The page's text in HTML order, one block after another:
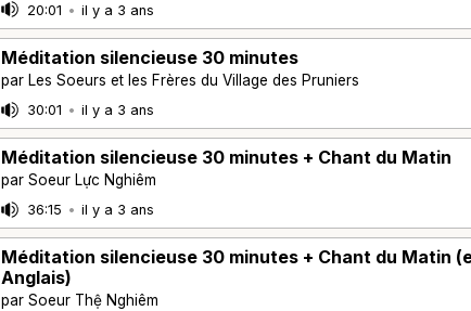
20:01 • il y a 3 ans
Méditation silencieuse 30 minutes
par Les Soeurs et les Frères du Village des Pruniers
30:01 • il y a 3 ans
Méditation silencieuse 30 minutes + Chant du Matin
par Soeur Lực Nghiêm
36:15 • il y a 3 ans
Méditation silencieuse 30 minutes + Chant du Matin
Anglais)
par Soeur Thệ Nghiêm